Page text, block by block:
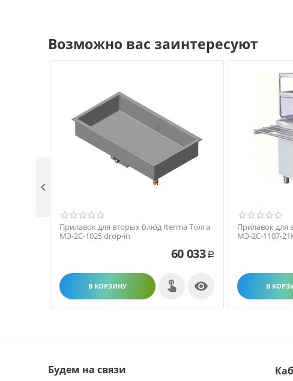
Возможно вас заинтересуют
Прилавок для вторых блюд Iterma Толга
МЭ-2С-1025 drop-in
60 033 Р
В КОРЗИНУ 
Прилавок для
МЭ-2С-1107-
В

Будем на связи